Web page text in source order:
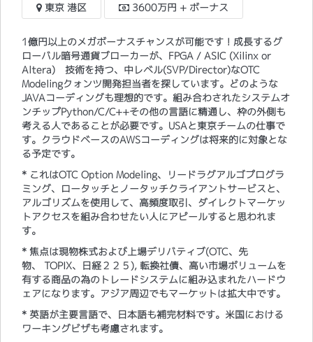
東京 港区 3600万円 + ボーナス
1億円以上のメガボーナスチャンスが可能です！成長するグ
ローバル暗号通貨ブローカーが、FPGA / ASIC (Xilinx or
Altera) 技術を持つ、中レベル(SVP/Director)なOTC
Modelingクォンツ開発担当者を探しています。どのような
JAVAコーディングも理想的です。組み合わされたシステムオ
ンチップPython/C/C++その他の言語に精通し、枠の外側も
考える人であることが必要です。USAと東京チームの仕事で
す。クラウドベースのAWSコーディングは将来的に対象とな
る予定です。
* これはOTC Option Modeling、リードラグアルゴプログラ
ミング、ロータッチとノータッチクライアントサービスと、
アルゴリズムを使用して、高頻度取引、ダイレクトマーケッ
トアクセスを組み合わせたい人にアピールすると思われま
す。
* 焦点は現物株式および上場デリバティブ(OTC、先
物、 TOPIX、日経２２５), 転換社債、高い市場ボリュームを
有する商品の為のトレードシステムに組み込まれたハードウ
ェアになります。アジア周辺でもマーケットは拡大中です。
* 英語が主要言語で、日本語も補完材料です。米国における
ワーキングビザも考慮されます。